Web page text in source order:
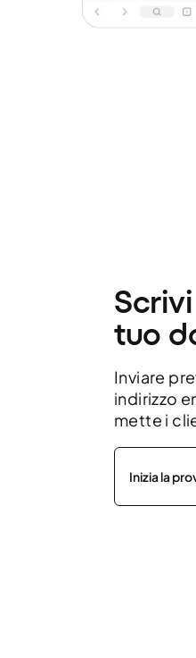
tuo
Inviare
indirizzo
mette i
Inizia la